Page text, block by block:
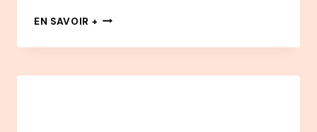
EN SAVOIR + 48
–
MAY